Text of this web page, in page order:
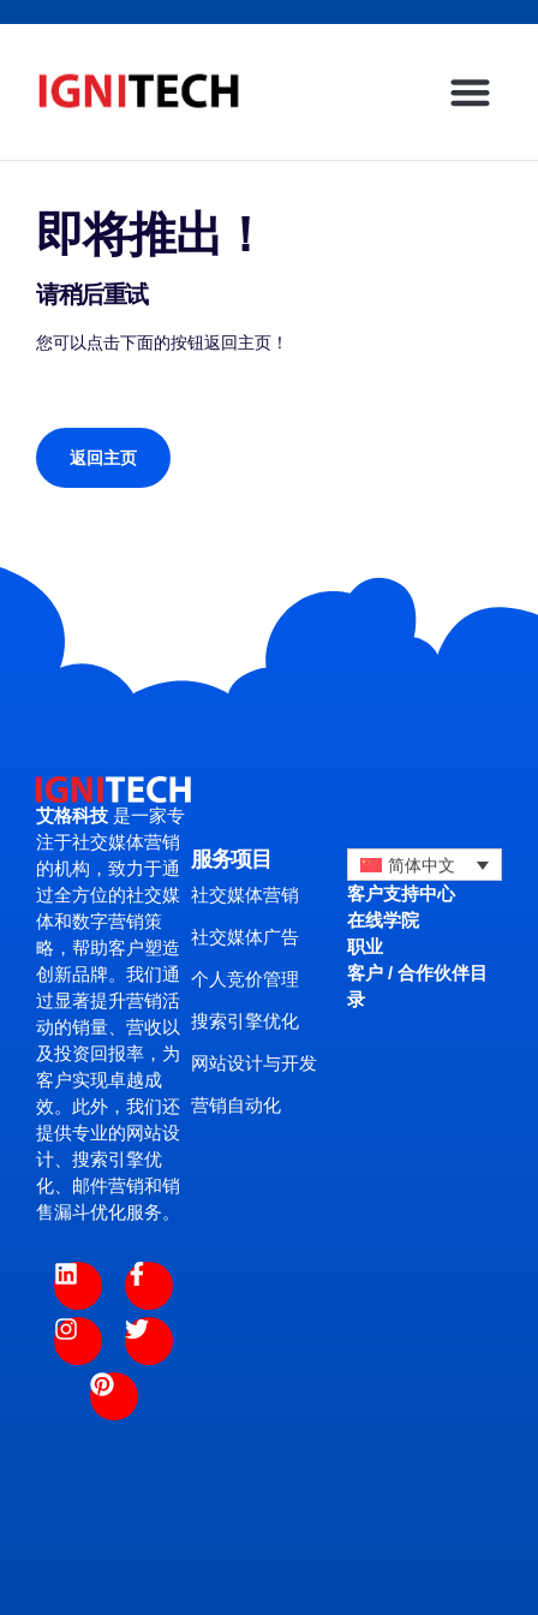
即将推出！
请稍后重试
您可以点击下面的按钮返回主页！
返回主页
艾格科技 是一家专
注于社交媒体营销
的机构，致力于通
过全方位的社交媒
体和数字营销策
略，帮助客户塑造
创新品牌。我们通
过显著提升营销活
动的销量、营收以
及投资回报率，为
客户实现卓越成
效。此外，我们还
提供专业的网站设
计、搜索引擎优
化、邮件营销和销
售漏斗优化服务。
服务项目
社交媒体营销
社交媒体广告
个人竞价管理
搜索引擎优化
网站设计与开发
营销自动化
简体中文
客户支持中心
在线学院
职业
客户 / 合作伙伴目
录